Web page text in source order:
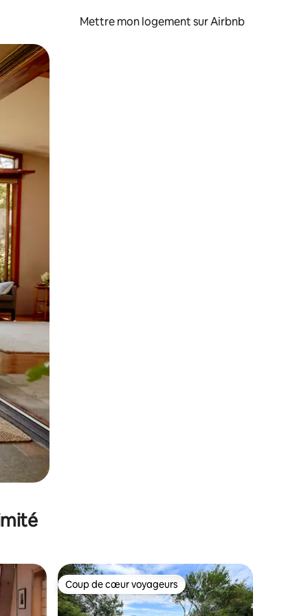
Mettre mon logement sur Airbnb
glisser.
appréciés Coup de cœur voyageurs
Coup de cœur voyageurs